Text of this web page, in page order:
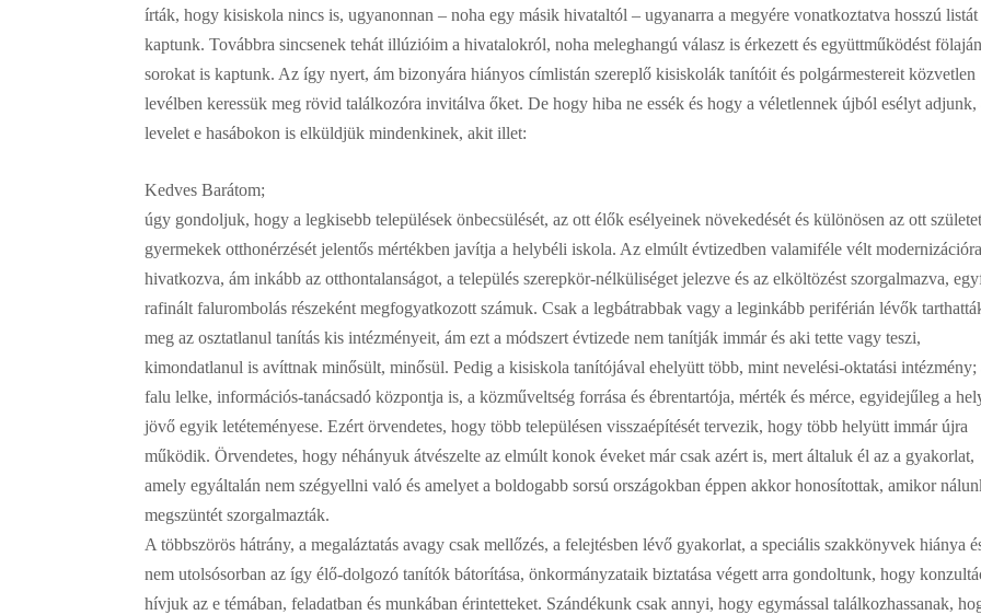
írták, hogy kisiskola nincs is, ugyanonnan – noha egy másik hivataltól – ugyanarra a megyére vonatkoztatva hosszú listát
kaptunk. Továbbra sincsenek tehát illúzióim a hivatalokról, noha meleghangú válasz is érkezett és együttműködést
sorokat is kaptunk. Az így nyert, ám bizonyára hiányos címlistán szereplő kisiskolák tanítóit és polgármestereit közvetlen
levélben keressük meg rövid találkozóra invitálva őket. De hogy hiba ne essék és hogy a véletlennek újból esélyt adjunk,
levelet e hasábokon is elküldjük mindenkinek, akit illet:
Kedves Barátom;
úgy gondoljuk, hogy a legkisebb települések önbecsülését, az ott élők esélyeinek növekedését és különösen az ott
gyermekek otthonérzését jelentős mértékben javítja a helybéli iskola. Az elmúlt évtizedben valamiféle vélt modernizációra
hivatkozva, ám inkább az otthontalanságot, a település szerepkör-nélküliséget jelezve és az elköltözést szorgalmazva,
rafinált falurombolás részeként megfogyatkozott számuk. Csak a legbátrabbak vagy a leginkább periférián lévők
meg az osztatlanul tanítás kis intézményeit, ám ezt a módszert évtizede nem tanítják immár és aki tette vagy teszi,
kimondatlanul is avíttnak minősült, minősül. Pedig a kisiskola tanítójával ehelyütt több, mint nevelési-oktatási intézmény;
falu lelke, információs-tanácsadó központja is, a közműveltség forrása és ébrentartója, mérték és mérce, egyidejűleg a
jövő egyik letéteményese. Ezért örvendetes, hogy több településen visszaépítését tervezik, hogy több helyütt immár újra
működik. Örvendetes, hogy néhányuk átvészelte az elmúlt konok éveket már csak azért is, mert általuk él az a gyakorlat,
amely egyáltalán nem szégyellni való és amelyet a boldogabb sorsú országokban éppen akkor honosítottak, amikor
megszüntét szorgalmazták.
A többszörös hátrány, a megaláztatás avagy csak mellőzés, a felejtésben lévő gyakorlat, a speciális szakkönyvek hiánya
nem utolsósorban az így élő-dolgozó tanítók bátorítása, önkormányzataik biztatása végett arra gondoltunk, hogy
hívjuk az e témában, feladatban és munkában érintetteket. Szándékunk csak annyi, hogy egymással találkozhassanak,